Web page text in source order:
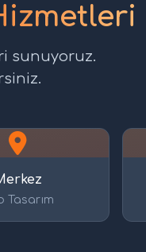
sunuyoruz.
Tasarım